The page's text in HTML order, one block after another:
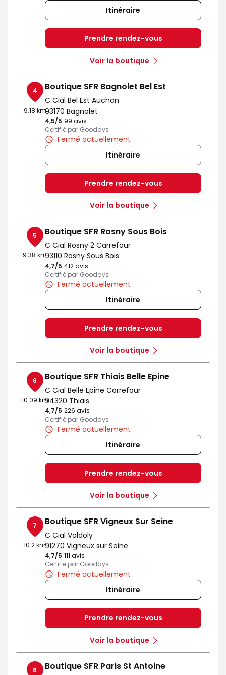
Itinéraire
Prendre rendez-vous
Voir la boutique
4
9.18 km
Boutique SFR Bagnolet Bel Est
C Cial Bel Est Auchan
93170 Bagnolet
4,5/5 Note de 4.5 sur 5
99 avis
Certifié par Goodays
Fermé actuellement
Itinéraire
Prendre rendez-vous
Voir la boutique
5
9.38 km
Boutique SFR Rosny Sous Bois
C Cial Rosny 2 Carrefour
93110 Rosny Sous Bois
4,7/5 Note de 4.7 sur 5
412 avis
Certifié par Goodays
Fermé actuellement
Itinéraire
Prendre rendez-vous
Voir la boutique
6
10.09 km
Boutique SFR Thiais Belle Epine
C Cial Belle Epine Carrefour
94320 Thiais
4,7/5 Note de 4.7 sur 5
226 avis
Certifié par Goodays
Fermé actuellement
Itinéraire
Prendre rendez-vous
Voir la boutique
7
10.2 km
Boutique SFR Vigneux Sur Seine
C Cial Valdoly
91270 Vigneux sur Seine
4,7/5 Note de 4.7 sur 5
111 avis
Certifié par Goodays
Fermé actuellement
Itinéraire
Prendre rendez-vous
Voir la boutique
8 Boutique SFR Paris St Antoine